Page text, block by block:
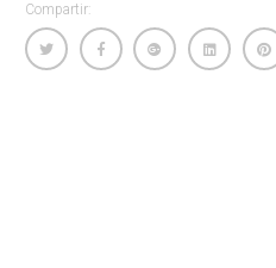
Compartir: